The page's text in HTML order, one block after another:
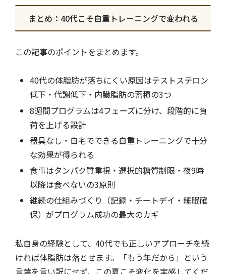
まとめ：40代こそ自重トレーニングで変われる
この記事のポイントをまとめます。
40代の体脂肪が落ちにくい原因はテストステロン
低下・代謝低下・内臓脂肪の蓄積の3つ
8週間プログラムは4フェーズに分け、段階的に負
荷を上げる設計
器具なし・自宅でできる自重トレーニングで十分
な効果が得られる
食事はタンパク質重視・選択的糖質制限・夜9時
以降は食べないの3原則
継続の仕組みづくり（記録・チートデイ・睡眠確
保）がプログラム成功の最大のカギ
私自身の経験として、40代でも正しいアプローチを続
ければ体脂肪は落とせます。「もう年だから」という
言葉を言い訳にせず、この夏こそ変化を実感してくだ